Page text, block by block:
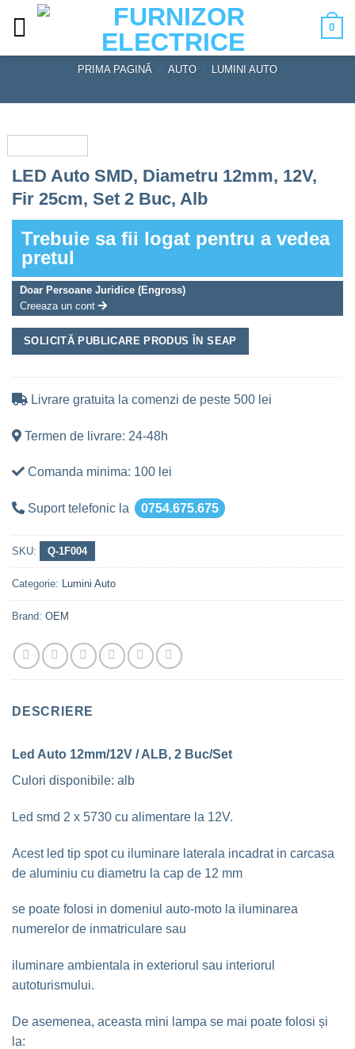
0
PRIMA PAGINĂ AUTO LUMINI AUTO
LED Auto SMD, Diametru 12mm, 12V,
Fir 25cm, Set 2 Buc, Alb
Trebuie sa fii logat pentru a vedea
pretul
Doar Persoane Juridice (Engross)
Creeaza un cont
SOLICITĂ PUBLICARE PRODUS ÎN SEAP
Livrare gratuita la comenzi de peste 500 lei
Termen de livrare: 24-48h
Comanda minima: 100 lei
Suport telefonic la 0754.675.675
SKU: Q-1F004
Categorie: Lumini Auto
Brand: OEM
DESCRIERE
Led Auto 12mm/12V / ALB, 2 Buc/Set
Culori disponibile: alb
Led smd 2 x 5730 cu alimentare la 12V.
Acest led tip spot cu iluminare laterala incadrat in carcasa
de aluminiu cu diametru la cap de 12 mm
se poate folosi in domeniul auto-moto la iluminarea
numerelor de inmatriculare sau
iluminare ambientala in exteriorul sau interiorul
autoturismului.
De asemenea, aceasta mini lampa se mai poate folosi și
la: